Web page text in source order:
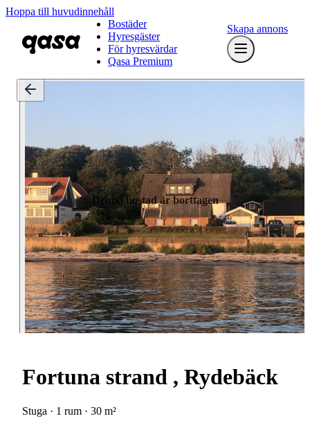
Hoppa till huvudinnehåll
Bostäder
Hyresgäster
För hyresvärdar
Qasa Premium
Skapa annons
Denna bostad är borttagen
Fortuna strand , Rydebäck
Stuga · 1 rum · 30 m²